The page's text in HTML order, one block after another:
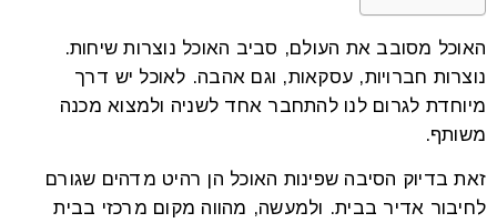
האוכל מסובב את העולם, סביב האוכל נוצרות שיחות.
נוצרות חברויות, עסקאות, וגם אהבה. לאוכל יש דרך
מיוחדת לגרום לנו להתחבר אחד לשניה ולמצוא מכנה
משותף.
זאת בדיוק הסיבה שפינות האוכל הן רהיט מדהים שגורם
לחיבור אדיר בבית. ולמעשה, מהווה מקום מרכזי בבית